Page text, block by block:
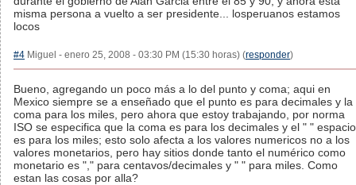
misma persona a vuelto a ser presidente... losperuanos estamos
locos
#4 Miguel - enero 25, 2008 - 03:30 PM (15:30 horas) (responder)
Bueno, agregando un poco más a lo del punto y coma; aqui en
Mexico siempre se a enseñado que el punto es para decimales y la
coma para los miles, pero ahora que estoy trabajando, por norma
ISO se especifica que la coma es para los decimales y el " " espacio
es para los miles; esto solo afecta a los valores numericos no a los
valores monetarios, pero hay sitios donde tanto el numérico como
monetario es "," para centavos/decimales y " " para miles. Como
estan las cosas por alla?